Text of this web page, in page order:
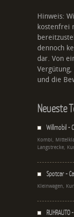
Hinweis:
kostenfrei
dennoch
dar. Von
Vergütung,
und die
Neueste
Willmobil -
Kombi,
Langstrecke,
Spotcar -
Kleinwagen,